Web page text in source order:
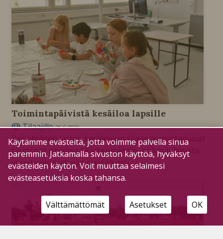
Toimintapäivistä kesäiloa lapsille
Tilaajille 25.6.2026
Perinteisten lasten kesäleirien sijaan toimintapäivät
tarjosivat ohjelmaa kaikenikäisille, esikoululaisista
yläasteelle siirtyviin nuoriin asti.
Käytämme evästeitä, jotta voimme palvella sinua
paremmin. Jatkamalla sivuston käyttöä, hyväksyt
evästeiden käytön. Voit muuttaa selaimesi
evästeasetuksia koska tahansa.
Välttämättömät Asetukset OK